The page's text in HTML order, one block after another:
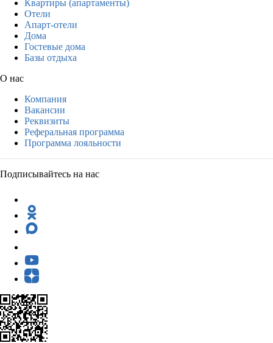
Квартиры (апартаменты)
Отели
Апарт-отели
Дома
Гостевые дома
Базы отдыха
О нас
Компания
Вакансии
Реквизиты
Реферальная программа
Программа лояльности
Подписывайтесь на нас